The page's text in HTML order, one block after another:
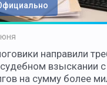
направили
взыскании
на сумму более